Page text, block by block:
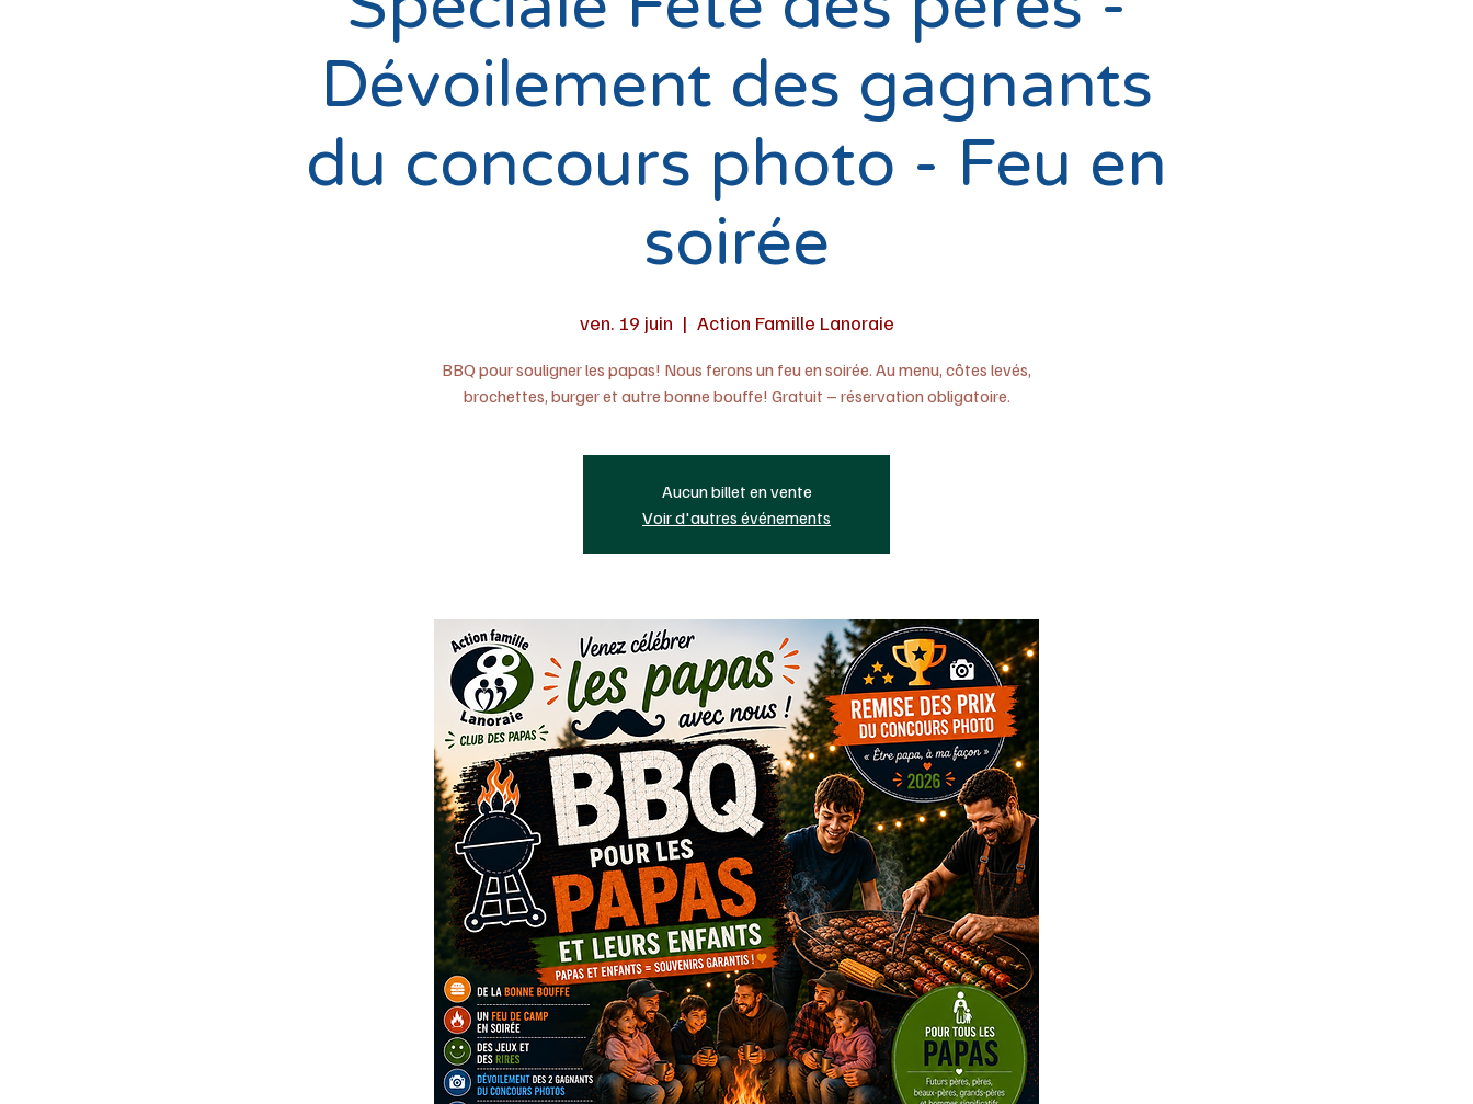
Dévoilement des gagnants
du concours photo - Feu en
soirée
ven. 19 juin
  |
Action Famille Lanoraie
BBQ pour souligner les papas! Nous ferons un feu en soirée. Au menu, côtes levés,
brochettes, burger et autre bonne bouffe! Gratuit – réservation obligatoire.
Aucun billet en vente
Voir d'autres événements